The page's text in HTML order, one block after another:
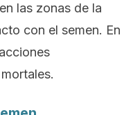
las zonas de la
con el semen. En